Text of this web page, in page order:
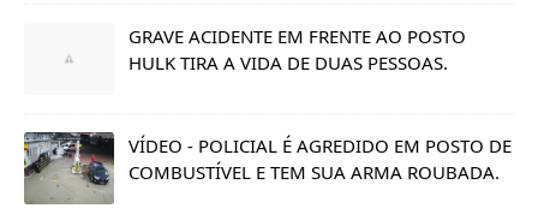
GRAVE ACIDENTE EM FRENTE AO POSTO
HULK TIRA A VIDA DE DUAS PESSOAS.
VÍDEO - POLICIAL É AGREDIDO EM POSTO DE
COMBUSTÍVEL E TEM SUA ARMA ROUBADA.